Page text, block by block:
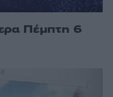
Πέμπτη 6